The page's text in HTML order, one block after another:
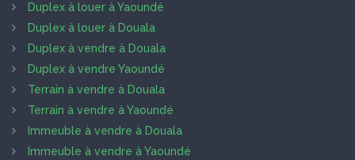
Duplex à louer à Yaoundé
Duplex à louer à Douala
Duplex à vendre à Douala
Duplex à vendre Yaoundé
Terrain à vendre à Douala
Terrain à vendre à Yaoundé
Immeuble à vendre à Douala
Immeuble à vendre à Yaoundé